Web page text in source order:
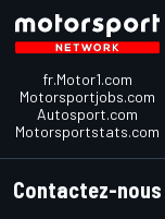
fr.Motor1.com
Motorsportjobs.com
Autosport.com
Motorsportstats.com
Contactez-nous